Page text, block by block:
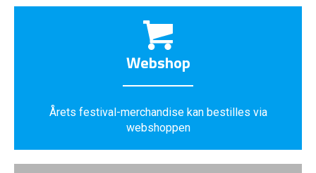
Webshop
Årets festival-merchandise kan bestilles via
webshoppen